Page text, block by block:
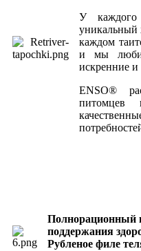
У
уникальный
каждом
и мы
искренние и
ENSO®
питомцев
Полнорационный
поддержания
Рубленое филе